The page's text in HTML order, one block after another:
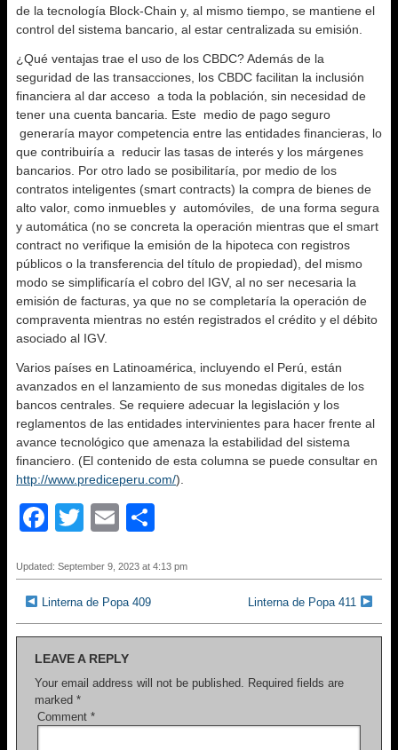
de la tecnología Block-Chain y, al mismo tiempo, se mantiene el
control del sistema bancario, al estar centralizada su emisión.
¿Qué ventajas trae el uso de los CBDC? Además de la
seguridad de las transacciones, los CBDC facilitan la inclusión
financiera al dar acceso a toda la población, sin necesidad de
tener una cuenta bancaria. Este medio de pago seguro
generaría mayor competencia entre las entidades financieras, lo
que contribuiría a reducir las tasas de interés y los márgenes
bancarios. Por otro lado se posibilitaría, por medio de los
contratos inteligentes (smart contracts) la compra de bienes de
alto valor, como inmuebles y automóviles, de una forma segura
y automática (no se concreta la operación mientras que el smart
contract no verifique la emisión de la hipoteca con registros
públicos o la transferencia del título de propiedad), del mismo
modo se simplificaría el cobro del IGV, al no ser necesaria la
emisión de facturas, ya que no se completaría la operación de
compraventa mientras no estén registrados el crédito y el débito
asociado al IGV.
Varios países en Latinoamérica, incluyendo el Perú, están
avanzados en el lanzamiento de sus monedas digitales de los
bancos centrales. Se requiere adecuar la legislación y los
reglamentos de las entidades intervinientes para hacer frente al
avance tecnológico que amenaza la estabilidad del sistema
financiero. (El contenido de esta columna se puede consultar en
http://www.prediceperu.com/).
F
c
e
b
o
o
k
T
tt
er
E
ail ar
Updated: September 9, 2023 at 4:13 pm
Linterna de Popa 409 Linterna de Popa 411
LEAVE A REPLY
Your email address will not be published. Required fields are
marked *
Comment *